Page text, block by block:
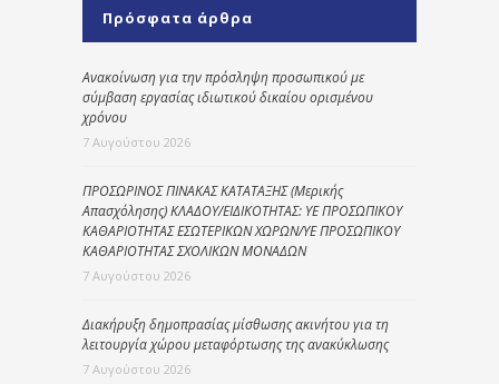
Πρόσφατα άρθρα
Ανακοίνωση για την πρόσληψη προσωπικού με
σύμβαση εργασίας ιδιωτικού δικαίου ορισμένου
χρόνου
7 Αυγούστου 2026
ΠΡΟΣΩΡΙΝΟΣ ΠΙΝΑΚΑΣ ΚΑΤΑΤΑΞΗΣ (Μερικής
Απασχόλησης) ΚΛΑΔΟΥ/ΕΙΔΙΚΟΤΗΤΑΣ: ΥΕ ΠΡΟΣΩΠΙΚΟΥ
ΚΑΘΑΡΙΟΤΗΤΑΣ ΕΣΩΤΕΡΙΚΩΝ ΧΩΡΩΝ/ΥΕ ΠΡΟΣΩΠΙΚΟΥ
ΚΑΘΑΡΙΟΤΗΤΑΣ ΣΧΟΛΙΚΩΝ ΜΟΝΑΔΩΝ
7 Αυγούστου 2026
Διακήρυξη δημοπρασίας μίσθωσης ακινήτου για τη
λειτουργία χώρου μεταφόρτωσης της ανακύκλωσης
7 Αυγούστου 2026